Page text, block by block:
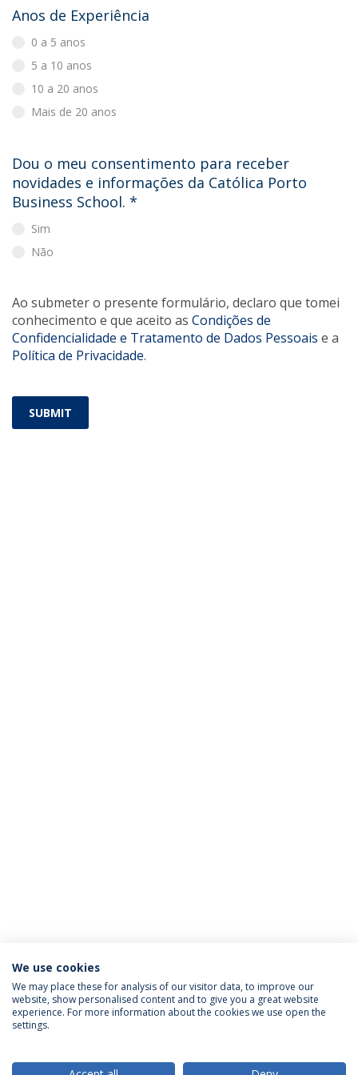
Anos de Experiência
0 a 5 anos
5 a 10 anos
10 a 20 anos
Mais de 20 anos
Dou o meu consentimento para receber
novidades e informações da Católica Porto
Business School. *
Sim
Não
Ao submeter o presente formulário, declaro que tomei
conhecimento e que aceito as Condições de
Confidencialidade e Tratamento de Dados Pessoais e a
Política de Privacidade.
SUBMIT
ACREDITAÇÕES
We use cookies
We may place these for analysis of our visitor data, to improve our
website, show personalised content and to give you a great website
experience. For more information about the cookies we use open the
settings.